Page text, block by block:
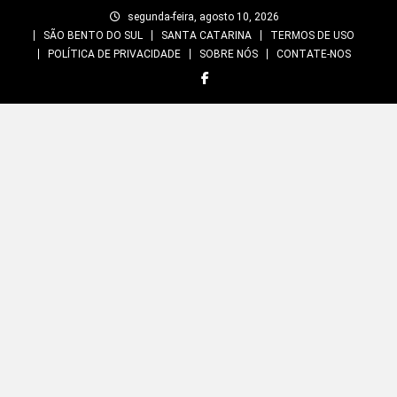
segunda-feira, agosto 10, 2026
SÃO BENTO DO SUL
SANTA CATARINA
TERMOS DE USO
POLÍTICA DE PRIVACIDADE
SOBRE NÓS CONTATE-NOS